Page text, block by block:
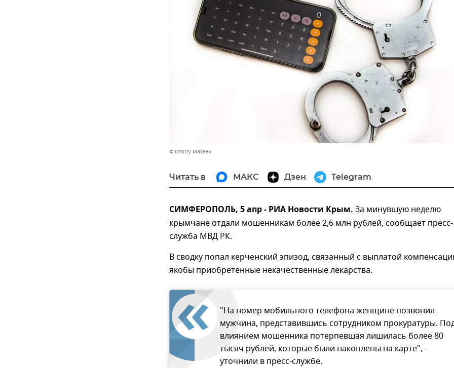
© Dmitry Makeev
Читать в МАКС Дзен Telegram
СИМФЕРОПОЛЬ, 5 апр - РИА Новости Крым. За минувшую неделю
крымчане отдали мошенникам более 2,6 млн рублей, сообщает пресс-
служба МВД РК.
В сводку попал керченский эпизод, связанный с выплатой
якобы приобретенные некачественные лекарства.
"На номер мобильного телефона женщине позвонил
мужчина, представившись сотрудником прокуратуры.
влиянием мошенника потерпевшая лишилась более 80
тысяч рублей, которые были накоплены на карте", -
уточнили в пресс-службе.